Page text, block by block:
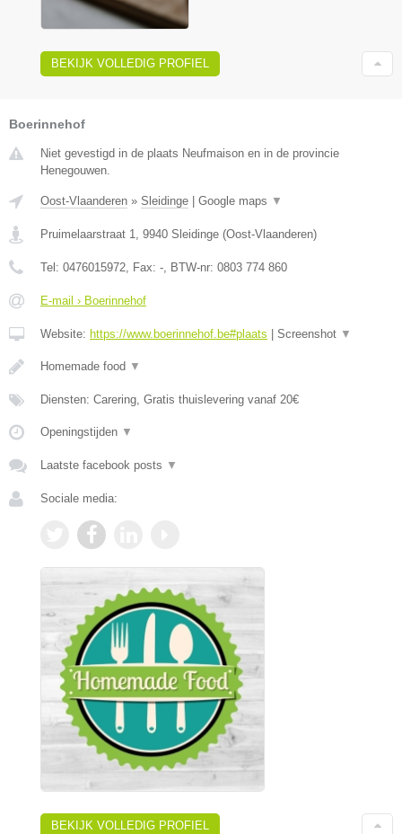
BEKIJK VOLLEDIG PROFIEL
Boerinnehof
Niet gevestigd in de plaats Neufmaison en in de provincie
Henegouwen.
Oost-Vlaanderen » Sleidinge Google maps ▼
Pruimelaarstraat 1, 9940 Sleidinge (Oost-Vlaanderen)
Tel: 0476015972, Fax: -, BTW-nr: 0803 774 860
E-mail › Boerinnehof
Website: https://www.boerinnehof.be#plaats Screenshot ▼
Homemade food ▼
Diensten: Carering, Gratis thuislevering vanaf 20€
Openingstijden ▼
Laatste facebook posts ▼
Sociale media:
BEKIJK VOLLEDIG PROFIEL